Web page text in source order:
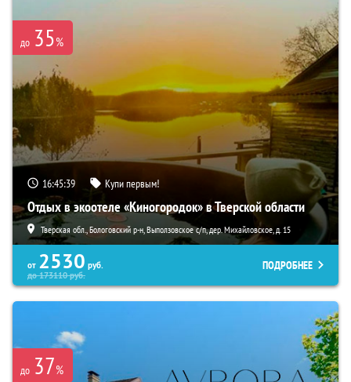
до 35%
16:45:38 Купи первым!
Отдых в экоотеле «Киногородок» в Тверской области
Тверская обл., Бологовский р-н, Выползовское с/п, дер. Михайловское, д. 15
от 2530 руб.
до173110руб.
ПОДРОБНЕЕ
до 37%